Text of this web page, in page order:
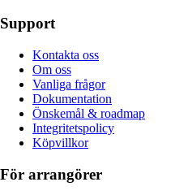
Support
Kontakta oss
Om oss
Vanliga frågor
Dokumentation
Önskemål & roadmap
Integritetspolicy
Köpvillkor
För arrangörer